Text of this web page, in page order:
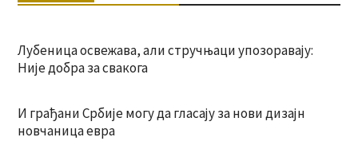
Лубеница освежава, али стручњаци упозоравају:
Није добра за свакога
И грађани Србије могу да гласају за нови дизајн
новчаница евра